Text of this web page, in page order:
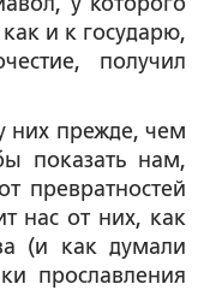
и к государю,
получил
них прежде, чем
показать нам,
превратностей
нас от них, как
(и как думали
прославления